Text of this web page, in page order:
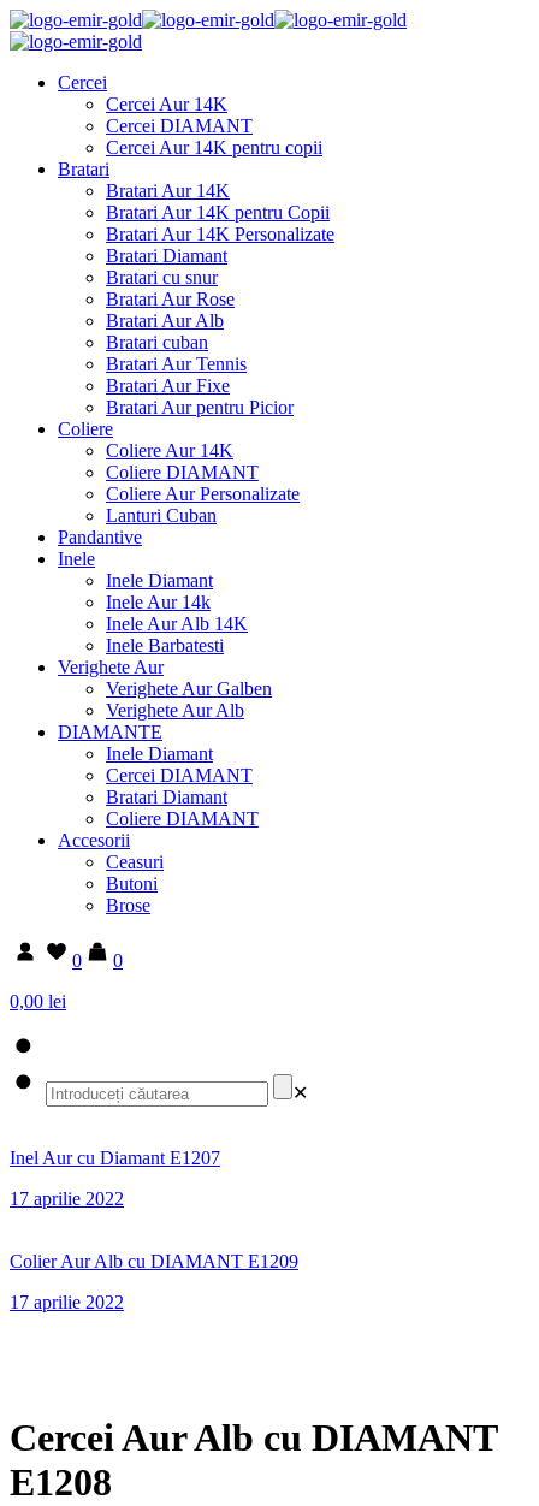
Cercei
Cercei Aur 14K
Cercei DIAMANT
Cercei Aur 14K pentru copii
Bratari
Bratari Aur 14K
Bratari Aur 14K pentru Copii
Bratari Aur 14K Personalizate
Bratari Diamant
Bratari cu snur
Bratari Aur Rose
Bratari Aur Alb
Bratari cuban
Bratari Aur Tennis
Bratari Aur Fixe
Bratari Aur pentru Picior
Coliere
Coliere Aur 14K
Coliere DIAMANT
Coliere Aur Personalizate
Lanturi Cuban
Pandantive
Inele
Inele Diamant
Inele Aur 14k
Inele Aur Alb 14K
Inele Barbatesti
Verighete Aur
Verighete Aur Galben
Verighete Aur Alb
DIAMANTE
Inele Diamant
Cercei DIAMANT
Bratari Diamant
Coliere DIAMANT
Accesorii
Ceasuri
Butoni
Brose
0
0
0,00 lei
✕
Inel Aur cu Diamant E1207
17 aprilie 2022
Colier Aur Alb cu DIAMANT E1209
17 aprilie 2022
Cercei Aur Alb cu DIAMANT
E1208